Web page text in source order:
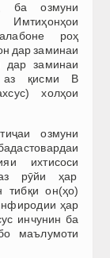
ба озмуни
роҳ
дар заминаи
дар заминаи
аз қисми В
холҳои
озмуни
ихтисоси
рӯйи ҳар
тибқи он(ҳо)
ҳар
инчунин ба
маълумоти